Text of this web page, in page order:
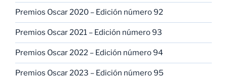
Premios Oscar 2020 – Edición número 92
Premios Oscar 2021 – Edición número 93
Premios Oscar 2022 – Edición número 94
Premios Oscar 2023 – Edición número 95